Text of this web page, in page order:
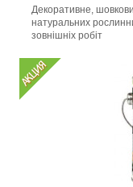
Декоративне,
натуральних
зовнішніх робіт